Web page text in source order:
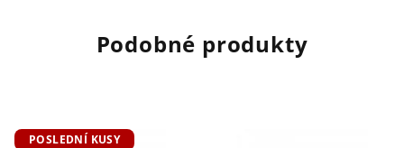
Podobné produkty
POSLEDNÍ KUSY